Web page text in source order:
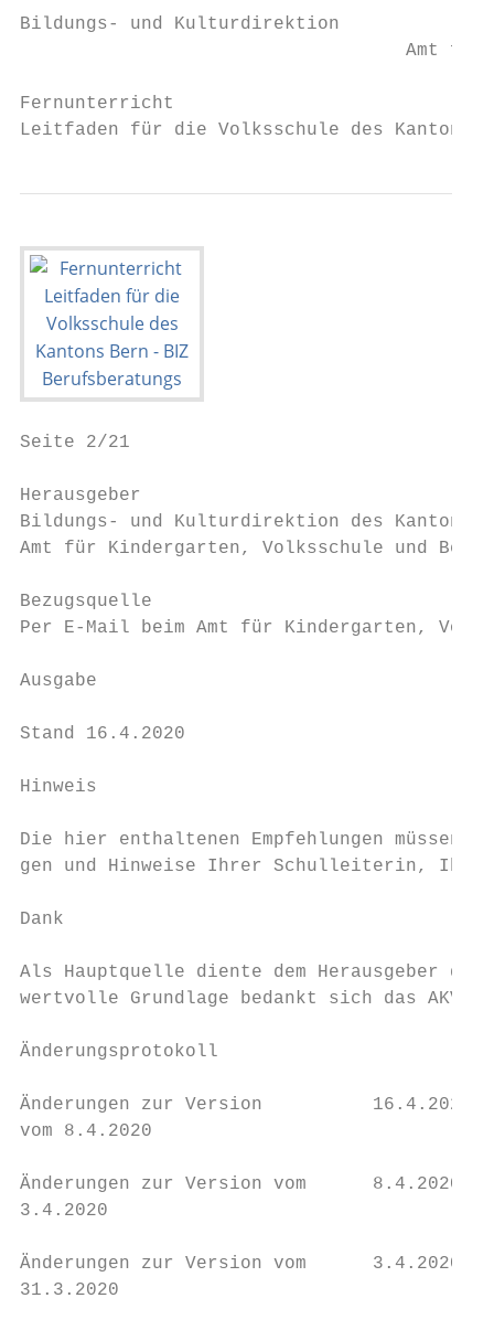
Bildungs- und Kulturdirektion
Amt
Fernunterricht
Leitfaden für die Volksschule des Kantons
Seite 2/21
Herausgeber
Bildungs- und Kulturdirektion des Kantons
Amt für Kindergarten, Volksschule und
Bezugsquelle
Per E-Mail beim Amt für Kindergarten,
Ausgabe
Stand 16.4.2020
Hinweis
Die hier enthaltenen Empfehlungen
gen und Hinweise Ihrer Schulleiterin,
Dank
Als Hauptquelle diente dem Herausgeber
wertvolle Grundlage bedankt sich das AKVB
Änderungsprotokoll
Änderungen zur Version          16.4.2020
vom 8.4.2020
Änderungen zur Version vom
3.4.2020
Änderungen zur Version vom      3.4.2020
31.3.2020